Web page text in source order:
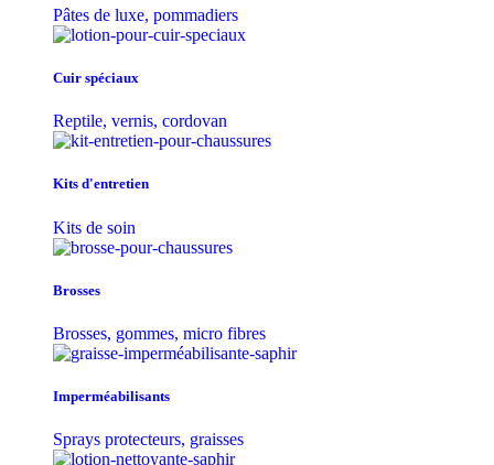
Pâtes de luxe, pommadiers
Cuir spéciaux
Reptile, vernis, cordovan
Kits d'entretien
Kits de soin
Brosses
Brosses, gommes, micro fibres
Imperméabilisants
Sprays protecteurs, graisses